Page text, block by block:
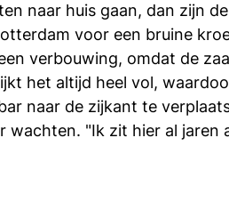
naar huis gaan, dan zijn
voor een bruine
verbouwing, omdat de
het altijd heel vol,
naar de zijkant te
wachten. "Ik zit hier al jaren